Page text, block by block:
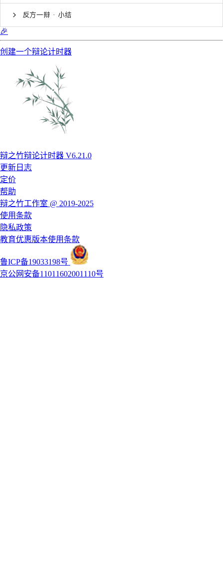
反方一辩 · 小结
🎉
创建一个辩论计时器
辩之竹辩论计时器 V6.21.0
更新日志
定价
帮助
辩之竹工作室 @ 2019-2025
使用条款
隐私政策
教育优惠版本使用条款
鲁ICP备19033198号
京公网安备11011602001110号